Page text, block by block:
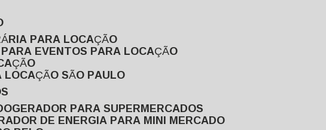
PARA LOCAÇÃO
PARA EVENTOS PARA LOCAÇÃO
LOCAÇÃO SÃO PAULO
GERADOR PARA SUPERMERCADOS
DE ENERGIA PARA MINI MERCADO